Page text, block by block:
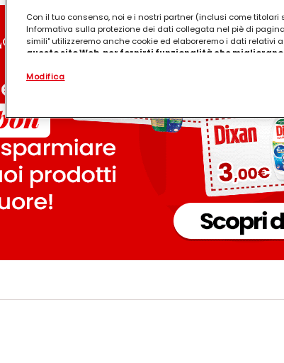
Con il tuo consenso, noi e i nostri partner (inclusi come
Informativa sulla protezione dei dati collegata nel piè di
simili" utilizzeremo anche cookie ed elaboreremo i dati relativi
questo sito Web, per fornirti funzionalità che
. Analizzeremo il tuo utilizzo di questo sito
(rispettivamente dell'azienda per cui lavori) per) e su tale
terzi, conservare le nostre informazioni sulle entità
identificati) su questo sito web e altri media (di terzi) tramite i
misurare e ottimizzare il successo delle campagne
Puoi trovare maggiori informazioni sul trattamento dei tuoi
collegata nel piè di pagina (Sezione "Cookie, Pixel, Impronte
qualsiasi momento con effetto per il futuro disabilitando i
collegata nel piè di pagina. Per ulteriori informazioni sui
periodo di conservazione, consultare le informazioni
per uno o più degli scopi sopra menzionati. Cliccando su
Modifica